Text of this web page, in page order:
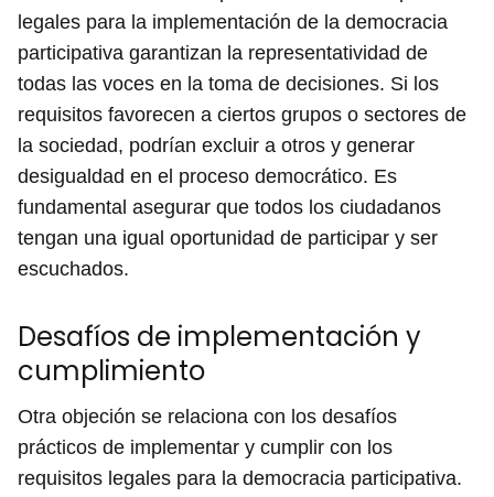
legales para la implementación de la democracia
participativa garantizan la representatividad de
todas las voces en la toma de decisiones. Si los
requisitos favorecen a ciertos grupos o sectores de
la sociedad, podrían excluir a otros y generar
desigualdad en el proceso democrático. Es
fundamental asegurar que todos los ciudadanos
tengan una igual oportunidad de participar y ser
escuchados.
Desafíos de implementación y
cumplimiento
Otra objeción se relaciona con los desafíos
prácticos de implementar y cumplir con los
requisitos legales para la democracia participativa.